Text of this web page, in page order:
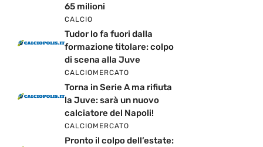
65 milioni
CALCIO
Tudor lo fa fuori dalla
formazione titolare: colpo
di scena alla Juve
CALCIOMERCATO
Torna in Serie A ma rifiuta
la Juve: sarà un nuovo
calciatore del Napoli!
CALCIOMERCATO
Pronto il colpo dell’estate: